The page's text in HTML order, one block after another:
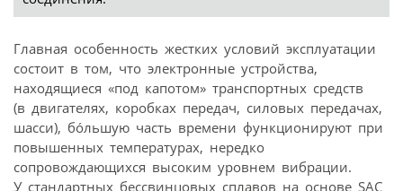
Главная особенность жестких условий эксплуатации
состоит в том, что электронные устройства,
находящиеся «под капотом» транспортных средств
(в двигателях, коробках передач, силовых передачах,
шасси), бóльшую часть времени функционируют при
повышенных температурах, нередко
сопровождающихся высоким уровнем вибрации.
У стандартных бессвинцовых сплавов на основе SAC